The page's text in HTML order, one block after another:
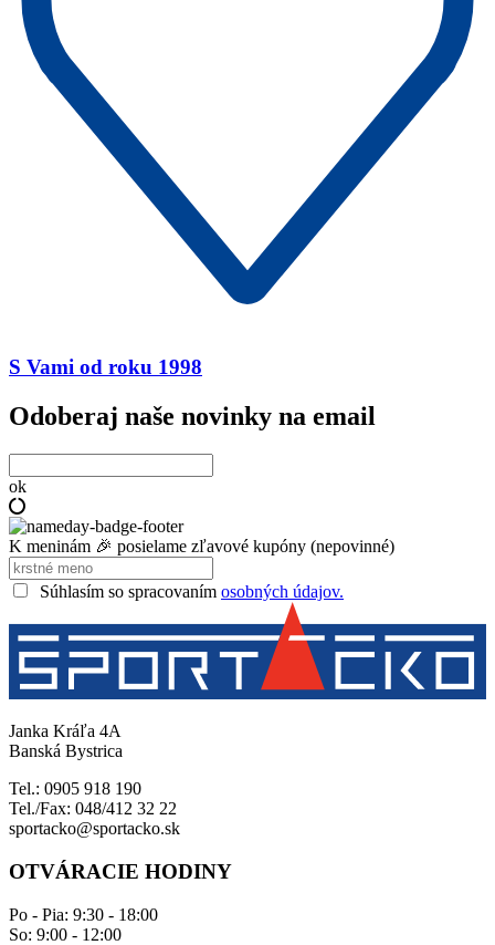
S Vami od roku 1998
Odoberaj naše novinky na email
ok
K meninám 🎉 posielame zľavové kupóny (nepovinné)
Súhlasím so spracovaním osobných údajov.
Janka Kráľa 4A
Banská Bystrica
Tel.: 0905 918 190
Tel./Fax: 048/412 32 22
sportacko@sportacko.sk
OTVÁRACIE HODINY
Po - Pia: 9:30 - 18:00
So: 9:00 - 12:00